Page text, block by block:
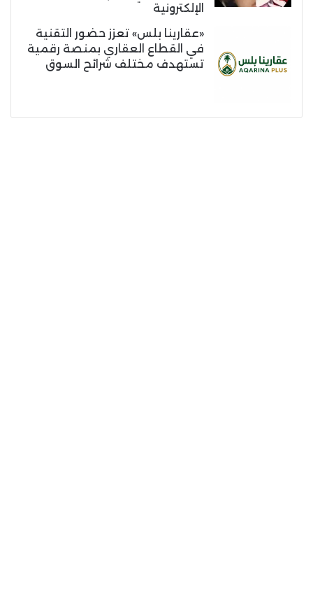
الإلكترونية
«عقارينا بلس» تعزز حضور التقنية
في القطاع العقاري بمنصة رقمية
تستهدف مختلف شرائح السوق